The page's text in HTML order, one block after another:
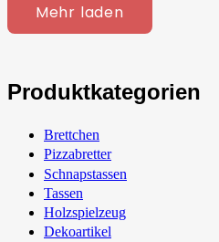
Mehr laden
Produktkategorien
Brettchen
Pizzabretter
Schnapstassen
Tassen
Holzspielzeug
Dekoartikel